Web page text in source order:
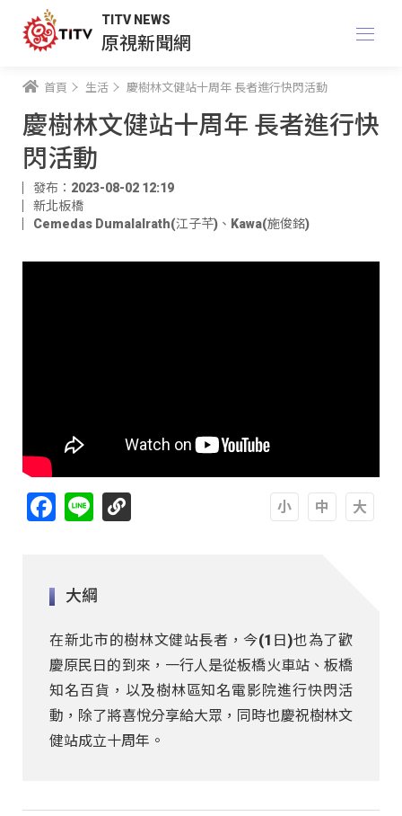
TITV NEWS
原視新聞網
首頁 生活 慶樹林文健站十周年 長者進行快閃活動
慶樹林文健站十周年 長者進行快
閃活動
發布：2023-08-02 12:19
新北板橋
Cemedas Dumalalrath(江子芊) 、 Kawa(施俊銘)
Facebook
Line
大綱
在新北市的樹林文健站長者，今(1日)也為了歡
慶原民日的到來，一行人是從板橋火車站、板橋
知名百貨，以及樹林區知名電影院進行快閃活
動，除了將喜悅分享給大眾，同時也慶祝樹林文
健站成立十周年。